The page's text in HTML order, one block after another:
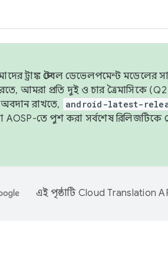
ট্রাঙ্ক স্টেবল ডেভেলপমেন্ট মডেলের
আমরা প্রতি দুই ও চার ত্রৈমাসিকে
রাখতে,
android-latest-
AOSP-তে পুশ করা সর্বশেষ
এই পৃষ্ঠাটি Cloud Translation